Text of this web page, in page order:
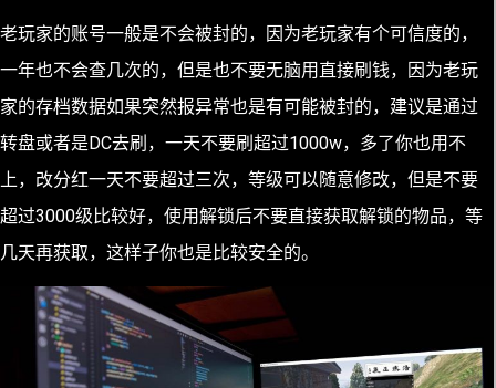
老玩家的账号一般是不会被封的，因为老玩家有个可信度的，
一年也不会查几次的，但是也不要无脑用直接刷钱，因为老玩
家的存档数据如果突然报异常也是有可能被封的，建议是通过
转盘或者是DC去刷，一天不要刷超过1000w，多了你也用不
上，改分红一天不要超过三次，等级可以随意修改，但是不要
超过3000级比较好，使用解锁后不要直接获取解锁的物品，等
几天再获取，这样子你也是比较安全的。